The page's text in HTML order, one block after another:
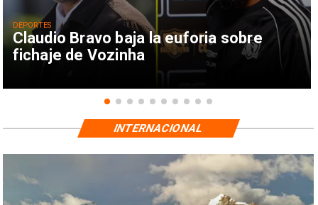
Claudio Bravo baja la euforia sobre
fichaje de Vozinha
DEPORTES
INTERNACIONAL